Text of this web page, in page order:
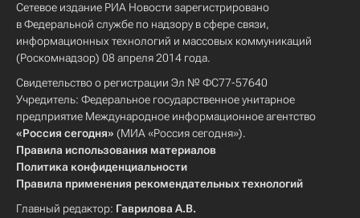
Сетевое издание РИА Новости зарегистрировано
в Федеральной службе по надзору в сфере связи,
информационных технологий и массовых коммуникаций
(Роскомнадзор) 08 апреля 2014 года.
Свидетельство о регистрации Эл № ФС77-57640
Учредитель: Федеральное государственное унитарное
предприятие Международное информационное агентство
«Россия сегодня» (МИА «Россия сегодня»).
Правила использования материалов
Политика конфиденциальности
Правила применения рекомендательных технологий
Главный редактор: Гаврилова А.В.